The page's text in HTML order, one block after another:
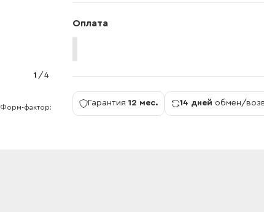
1 /4
Форм-фактор
Оплата
Гарантия 12 мес. 14 дней обмен/